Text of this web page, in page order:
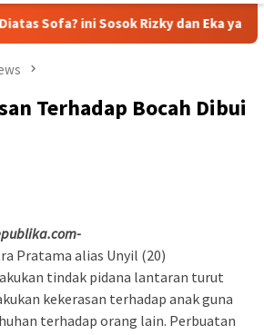
Rizky dan Eka yang Viral
Terhadap Bocah Dibui
Pratama alias Unyil (20)
tindak pidana lantaran turut
kekerasan terhadap anak guna
terhadap orang lain. Perbuatan